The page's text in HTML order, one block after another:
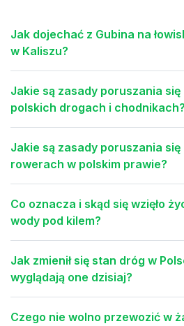
Jak dojechać z Gubina na
w Kaliszu?
Jakie są zasady poruszania
polskich drogach i chodnikach?
Jakie są zasady poruszania się
rowerach w polskim prawie?
Co oznacza i skąd się wzięło
wody pod kilem?
Jak zmienił się stan dróg w
wyglądają one dzisiaj?
Czego nie wolno przewozić w